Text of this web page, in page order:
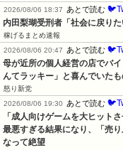
2026/08/06 18:37
あとで読む
内田梨瑚受刑者「社会に戻りた
稼げるまとめ速報
2026/08/06 20:47
あとで読む
母が近所の個人経営の店でバ
んてラッキー」と喜んでいた
怒り新党
2026/08/06 19:30
あとで読む
「成人向けゲームを大ヒット
最悪すぎる結果になり、「売
なって絶望